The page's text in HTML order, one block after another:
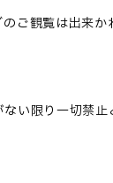
ご観覧は出来か
い限り一切禁止